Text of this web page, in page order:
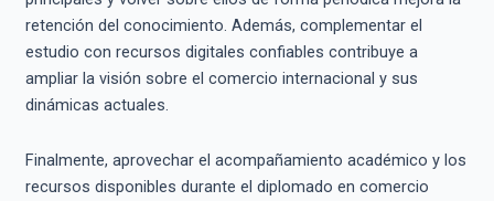
retención del conocimiento. Además, complementar el
estudio con recursos digitales confiables contribuye a
ampliar la visión sobre el comercio internacional y sus
dinámicas actuales.
Finalmente, aprovechar el acompañamiento académico y los
recursos disponibles durante el diplomado en comercio